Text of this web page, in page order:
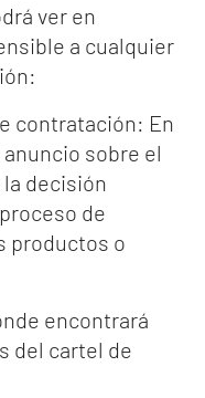
ver en
a cualquier
contratación: En
sobre el
decisión
de
productos o
encontrará
del cartel de